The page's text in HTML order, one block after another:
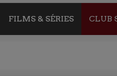
FILMS & SÉRIES CLUB